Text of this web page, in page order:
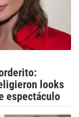
looks
espectáculo